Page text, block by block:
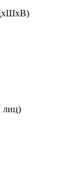
лиц)